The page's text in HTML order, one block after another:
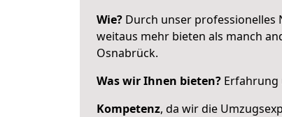
Wie? Durch unser
weitaus mehr bieten als manch
Osnabrück.
Was wir Ihnen bieten? Erfahrung
Kompetenz, da wir die